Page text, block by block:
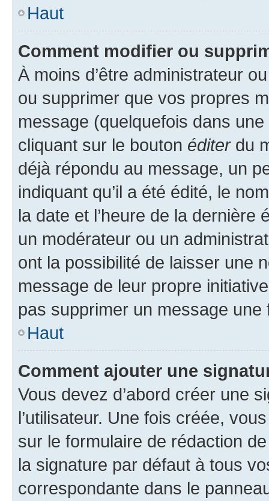
Haut
Comment modifier ou
À moins d’être administrateur
ou supprimer que vos propres
message (quelquefois dans
cliquant sur le bouton éditerdu
déjà répondu au message, un
indiquant qu’il a été édité, le
la date et l’heure de la dernière
un modérateur ou un
ont la possibilité de laisser une
message de leur propre
pas supprimer un message une
Haut
Comment ajouter une
Vous devez d’abord créer une
l’utilisateur. Une fois créée,
sur le formulaire de rédaction
la signature par défaut à tous
correspondante dans le